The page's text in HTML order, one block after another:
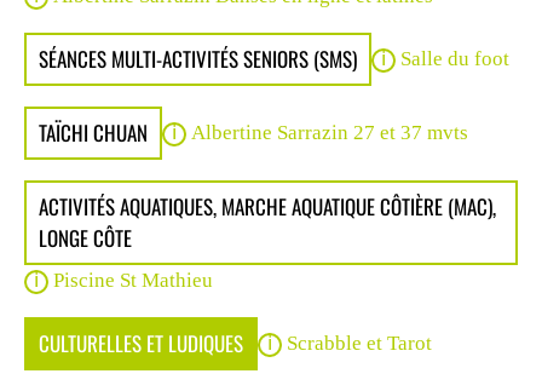
SÉANCES MULTI-ACTIVITÉS SENIORS (SMS) Salle du foot
TAÏCHI CHUAN Albertine Sarrazin 27 et 37 mvts
ACTIVITÉS AQUATIQUES, MARCHE AQUATIQUE CÔTIÈRE (MAC),
LONGE CÔTE
Piscine St Mathieu
CULTURELLES ET LUDIQUES Scrabble et Tarot